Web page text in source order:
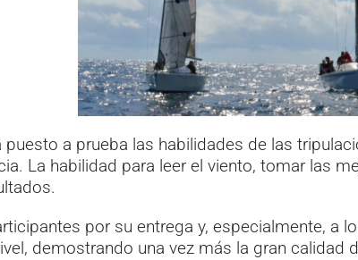
puesto a prueba las habilidades de las
La habilidad para leer el viento, tomar las
por su entrega y, especialmente, a
demostrando una vez más la gran calidad